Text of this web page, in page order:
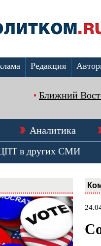
Редакция
Ближний
Аналитика
в других СМИ